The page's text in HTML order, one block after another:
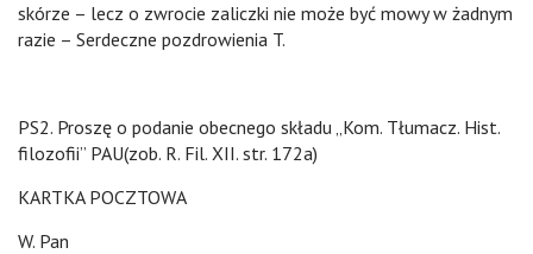
skórze – lecz o zwrocie zaliczki nie może być mowy w żadnym
razie – Serdeczne pozdrowienia T.
PS2. Proszę o podanie obecnego składu „Kom. Tłumacz. Hist.
filozofii” PAU(zob. R. Fil. XII. str. 172a)
KARTKA POCZTOWA
W. Pan